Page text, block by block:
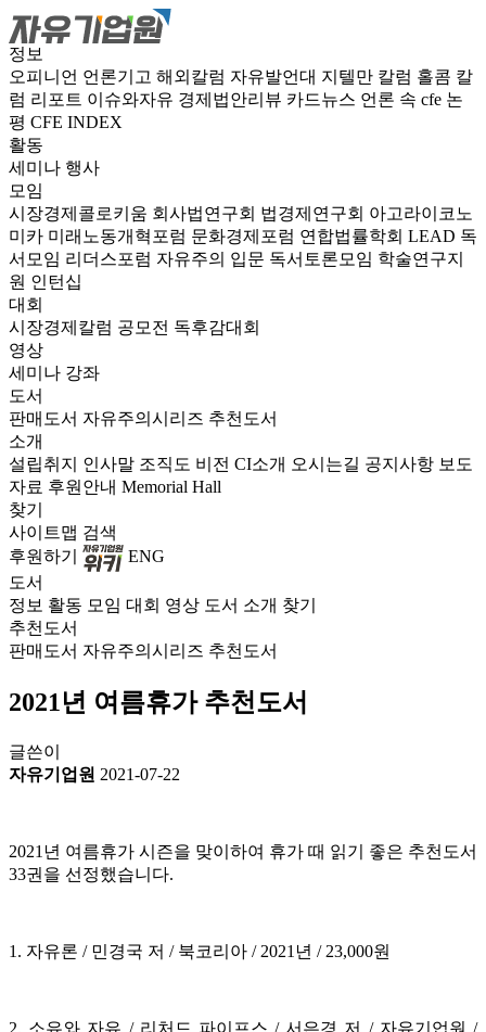
정보
오피니언 언론기고 해외칼럼 자유발언대 지텔만 칼럼 홀콤 칼
럼 리포트 이슈와자유 경제법안리뷰 카드뉴스 언론 속 cfe 논
평 CFE INDEX
활동
세미나 행사
모임
시장경제콜로키움 회사법연구회 법경제연구회 아고라이코노
미카 미래노동개혁포럼 문화경제포럼 연합법률학회 LEAD 독
서모임 리더스포럼 자유주의 입문 독서토론모임 학술연구지
원 인턴십
대회
시장경제칼럼 공모전 독후감대회
영상
세미나 강좌
도서
판매도서 자유주의시리즈 추천도서
소개
설립취지 인사말 조직도 비전 CI소개 오시는길 공지사항 보도
자료 후원안내 Memorial Hall
찾기
사이트맵 검색
후원하기
ENG
도서
정보 활동 모임 대회 영상 도서 소개 찾기
추천도서
판매도서 자유주의시리즈 추천도서
2021년 여름휴가 추천도서
글쓴이
자유기업원 2021-07-22
2021년 여름휴가 시즌을 맞이하여 휴가 때 읽기 좋은 추천도서
33권을 선정했습니다.
1. 자유론 / 민경국 저 / 북코리아 / 2021년 / 23,000원
2. 소유와 자유 / 리처드 파이프스 / 서은경 저 / 자유기업원 /